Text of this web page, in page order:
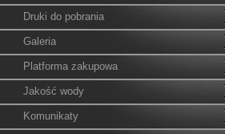
Druki do pobrania
Galeria
Platforma zakupowa
Jakość wody
Komunikaty